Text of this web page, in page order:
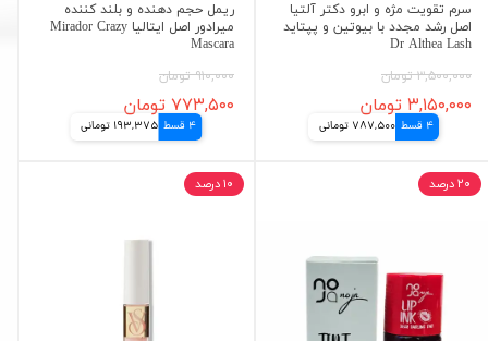
سرم تقویت مژه و ابرو دکتر آلتیا
اصل رشد مجدد با بیوتین و پپتاید
Dr Althea Lash
۳,۵۰۰,۰۰۰ تومان
۳,۱۵۰,۰۰۰ تومان
4 قسط 787,500 تومانی
ریمل حجم دهنده و بلند کننده
میرادور اصل ایتالیا Mirador Crazy
Mascara
۹۱۰,۰۰۰ تومان
۷۷۳,۵۰۰ تومان
4 قسط 193,375 تومانی
۲۰ درصد ۱۰ درصد